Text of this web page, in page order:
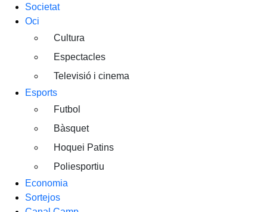
Societat
Oci
Cultura
Espectacles
Televisió i cinema
Esports
Futbol
Bàsquet
Hoquei Patins
Poliesportiu
Economia
Sortejos